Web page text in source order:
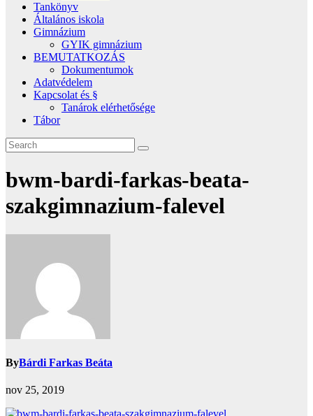
Tankönyv
Általános iskola
Gimnázium
GYIK gimnázium
BEMUTATKOZÁS
Dokumentumok
Adatvédelem
Kapcsolat és §
Tanárok elérhetősége
Tábor
bwm-bardi-farkas-beata-
szakgimnazium-falevel
ByBárdi Farkas Beáta
nov 25, 2019